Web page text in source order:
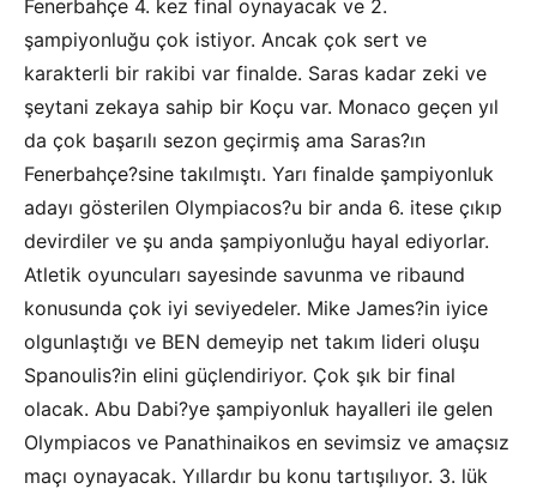
Fenerbahçe 4. kez final oynayacak ve 2.
şampiyonluğu çok istiyor. Ancak çok sert ve
karakterli bir rakibi var finalde. Saras kadar zeki ve
şeytani zekaya sahip bir Koçu var. Monaco geçen yıl
da çok başarılı sezon geçirmiş ama Saras?ın
Fenerbahçe?sine takılmıştı. Yarı finalde şampiyonluk
adayı gösterilen Olympiacos?u bir anda 6. itese çıkıp
devirdiler ve şu anda şampiyonluğu hayal ediyorlar.
Atletik oyuncuları sayesinde savunma ve ribaund
konusunda çok iyi seviyedeler. Mike James?in iyice
olgunlaştığı ve BEN demeyip net takım lideri oluşu
Spanoulis?in elini güçlendiriyor. Çok şık bir final
olacak. Abu Dabi?ye şampiyonluk hayalleri ile gelen
Olympiacos ve Panathinaikos en sevimsiz ve amaçsız
maçı oynayacak. Yıllardır bu konu tartışılıyor. 3. lük